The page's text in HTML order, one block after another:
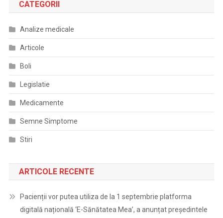
CATEGORII
Analize medicale
Articole
Boli
Legislatie
Medicamente
Semne Simptome
Stiri
ARTICOLE RECENTE
Pacienții vor putea utiliza de la 1 septembrie platforma
digitală națională ‘E-Sănătatea Mea’, a anunțat președintele